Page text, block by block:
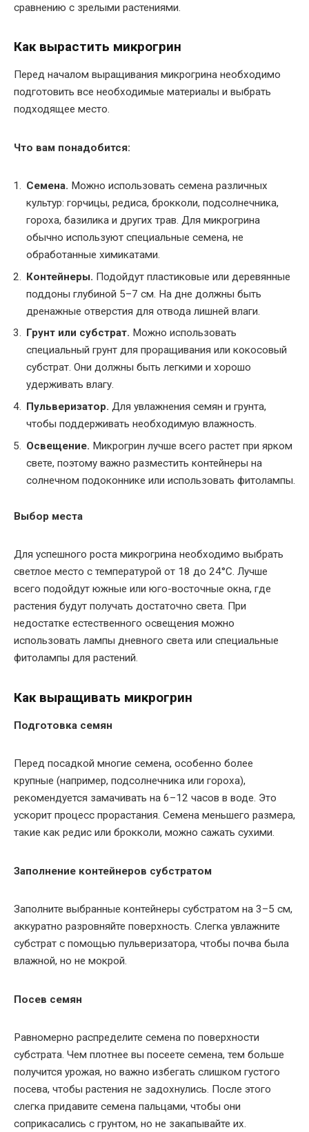
сравнению с зрелыми растениями.
Как вырастить микрогрин
Перед началом выращивания микрогрина необходимо
подготовить все необходимые материалы и выбрать
подходящее место.
Что вам понадобится:
Семена. Можно использовать семена различных
культур: горчицы, редиса, брокколи, подсолнечника,
гороха, базилика и других трав. Для микрогрина
обычно используют специальные семена, не
обработанные химикатами.
Контейнеры. Подойдут пластиковые или деревянные
поддоны глубиной 5–7 см. На дне должны быть
дренажные отверстия для отвода лишней влаги.
Грунт или субстрат. Можно использовать
специальный грунт для проращивания или кокосовый
субстрат. Они должны быть легкими и хорошо
удерживать влагу.
Пульверизатор. Для увлажнения семян и грунта,
чтобы поддерживать необходимую влажность.
Освещение. Микрогрин лучше всего растет при ярком
свете, поэтому важно разместить контейнеры на
солнечном подоконнике или использовать фитолампы.
Выбор места
Для успешного роста микрогрина необходимо выбрать
светлое место с температурой от 18 до 24°C. Лучше
всего подойдут южные или юго-восточные окна, где
растения будут получать достаточно света. При
недостатке естественного освещения можно
использовать лампы дневного света или специальные
фитолампы для растений.
Как выращивать микрогрин
Подготовка семян
Перед посадкой многие семена, особенно более
крупные (например, подсолнечника или гороха),
рекомендуется замачивать на 6–12 часов в воде. Это
ускорит процесс прорастания. Семена меньшего размера,
такие как редис или брокколи, можно сажать сухими.
Заполнение контейнеров субстратом
Заполните выбранные контейнеры субстратом на 3–5 см,
аккуратно разровняйте поверхность. Слегка увлажните
субстрат с помощью пульверизатора, чтобы почва была
влажной, но не мокрой.
Посев семян
Равномерно распределите семена по поверхности
субстрата. Чем плотнее вы посеете семена, тем больше
получится урожая, но важно избегать слишком густого
посева, чтобы растения не задохнулись. После этого
слегка придавите семена пальцами, чтобы они
соприкасались с грунтом, но не закапывайте их.